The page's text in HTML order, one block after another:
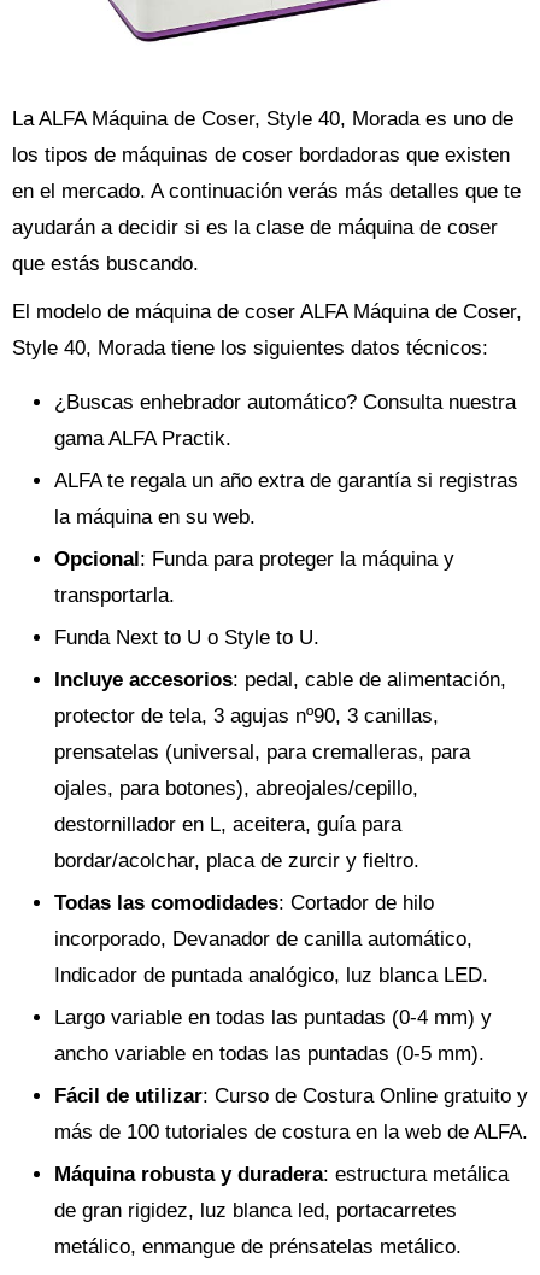
La ALFA Máquina de Coser, Style 40, Morada es uno de
los tipos de máquinas de coser bordadoras que existen
en el mercado. A continuación verás más detalles que te
ayudarán a decidir si es la clase de máquina de coser
que estás buscando.
El modelo de máquina de coser ALFA Máquina de Coser,
Style 40, Morada tiene los siguientes datos técnicos:
¿Buscas enhebrador automático? Consulta nuestra
gama ALFA Practik.
ALFA te regala un año extra de garantía si registras
la máquina en su web.
Opcional: Funda para proteger la máquina y
transportarla.
Funda Next to U o Style to U.
Incluye accesorios: pedal, cable de alimentación,
protector de tela, 3 agujas nº90, 3 canillas,
prensatelas (universal, para cremalleras, para
ojales, para botones), abreojales/cepillo,
destornillador en L, aceitera, guía para
bordar/acolchar, placa de zurcir y fieltro.
Todas las comodidades: Cortador de hilo
incorporado, Devanador de canilla automático,
Indicador de puntada analógico, luz blanca LED.
Largo variable en todas las puntadas (0-4 mm) y
ancho variable en todas las puntadas (0-5 mm).
Fácil de utilizar: Curso de Costura Online gratuito y
más de 100 tutoriales de costura en la web de ALFA.
Máquina robusta y duradera: estructura metálica
de gran rigidez, luz blanca led, portacarretes
metálico, enmangue de prénsatelas metálico.